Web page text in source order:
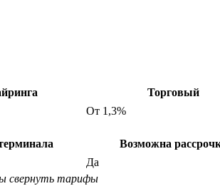
Торговый
От 1,3%
Возможна
Да
свернуть тарифы